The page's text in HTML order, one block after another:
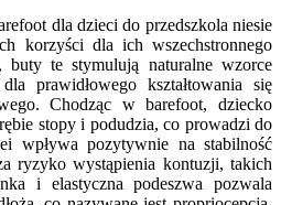
dla dzieci do przedszkola niesie
korzyści dla ich wszechstronnego
buty te stymulują naturalne wzorce
prawidłowego kształtowania się
Chodząc w barefoot, dziecko
stopy i podudzia, co prowadzi do
wpływa pozytywnie na stabilność
ryzyko wystąpienia kontuzji, takich
i elastyczna podeszwa pozwala